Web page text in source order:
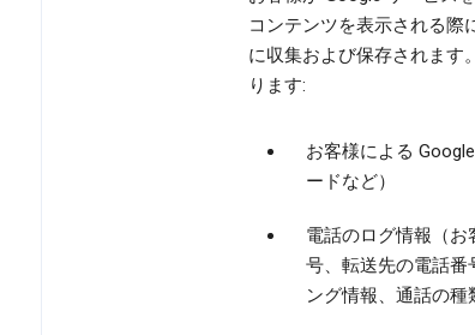
コンテンツを表示される際
に収集および保存されます
ります:
お客様による
ードなど）
電話のログ情報（
号、転送先の電話番
ング情報、通話の種